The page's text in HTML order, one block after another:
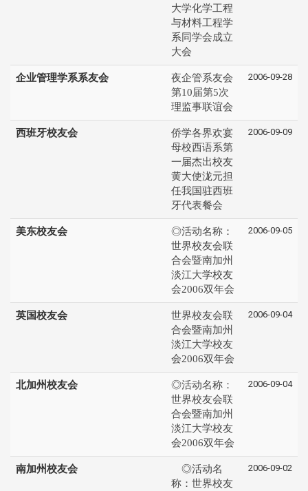
大学化学工程
与材料工程学
系同学会成立
大会
企业管理学系系友会
夜企管系友会
第10届第5次
理监事联谊会
2006-09-28
西班牙校友会
侨学各界欢宴
母校西语系第
一届杰出校友
黄大使泷元担
任我国驻西班
牙代表餐会
2006-09-09
美东校友会
◎活动名称：
世界校友会联
合会暨南加州
淡江大学校友
会2006双年会
2006-09-05
英国校友会
世界校友会联
合会暨南加州
淡江大学校友
会2006双年会
2006-09-04
北加州校友会
◎活动名称：
世界校友会联
合会暨南加州
淡江大学校友
会2006双年会
2006-09-04
南加州校友会
◎活动名
称：世界校友
2006-09-02